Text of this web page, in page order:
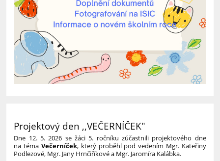
Projektový den ,,VEČERNÍČEK"
Dne 12. 5. 2026 se žáci 5. ročníku zúčastnili projektového dne
na téma Večerníček, který proběhl pod vedením Mgr. Kateřiny
Podlezové, Mgr. Jany Hrnčiříkové a Mgr. Jaromíra Kalábka.